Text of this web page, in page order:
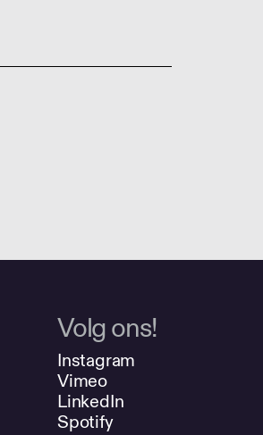
Volg ons!
Instagram
Vimeo
LinkedIn
Spotify